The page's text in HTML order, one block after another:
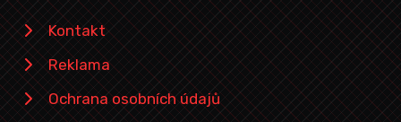
Kontakt
Reklama
Ochrana osobních údajů